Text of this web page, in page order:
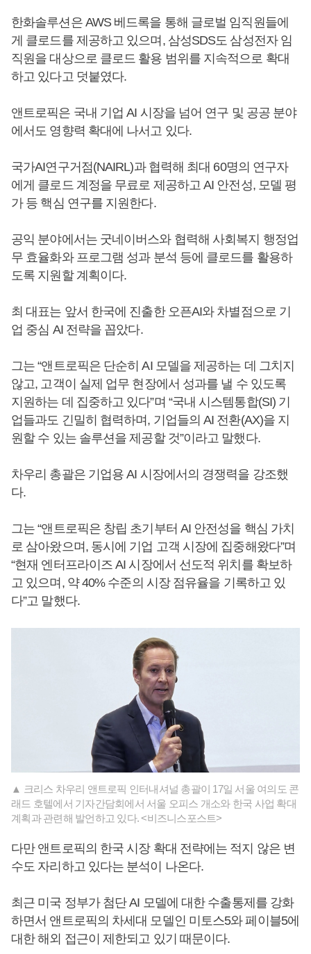
한화솔루션은 AWS 베드록을 통해 글로벌 임직원들에
게 클로드를 제공하고 있으며, 삼성SDS도 삼성전자 임
직원을 대상으로 클로드 활용 범위를 지속적으로 확대
하고 있다고 덧붙였다.
앤트로픽은 국내 기업 AI 시장을 넘어 연구 및 공공 분야
에서도 영향력 확대에 나서고 있다.
국가AI연구거점(NAIRL)과 협력해 최대 60명의 연구자
에게 클로드 계정을 무료로 제공하고 AI 안전성, 모델 평
가 등 핵심 연구를 지원한다.
공익 분야에서는 굿네이버스와 협력해 사회복지 행정업
무 효율화와 프로그램 성과 분석 등에 클로드를 활용하
도록 지원할 계획이다.
최 대표는 앞서 한국에 진출한 오픈AI와 차별점으로 기
업 중심 AI 전략을 꼽았다.
그는 “앤트로픽은 단순히 AI 모델을 제공하는 데 그치지
않고, 고객이 실제 업무 현장에서 성과를 낼 수 있도록
지원하는 데 집중하고 있다”며 “국내 시스템통합(SI) 기
업들과도 긴밀히 협력하며, 기업들의 AI 전환(AX)을 지
원할 수 있는 솔루션을 제공할 것”이라고 말했다.
차우리 총괄은 기업용 AI 시장에서의 경쟁력을 강조했
다.
그는 “앤트로픽은 창립 초기부터 AI 안전성을 핵심 가치
로 삼아왔으며, 동시에 기업 고객 시장에 집중해왔다”며
“현재 엔터프라이즈 AI 시장에서 선도적 위치를 확보하
고 있으며, 약 40% 수준의 시장 점유율을 기록하고 있
다”고 말했다.
▲ 크리스 차우리 앤트로픽 인터내셔널 총괄이 17일 서울 여의도 콘
래드 호텔에서 기자간담회에서 서울 오피스 개소와 한국 사업 확대
계획과 관련해 발언하고 있다. <비즈니스포스트>
다만 앤트로픽의 한국 시장 확대 전략에는 적지 않은 변
수도 자리하고 있다는 분석이 나온다.
최근 미국 정부가 첨단 AI 모델에 대한 수출통제를 강화
하면서 앤트로픽의 차세대 모델인 미토스5와 페이블5에
대한 해외 접근이 제한되고 있기 때문이다.